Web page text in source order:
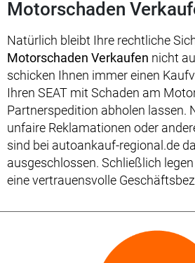
Motorschaden
Natürlich bleibt Ihre rechtliche
Motorschaden Verkaufen nicht
schicken Ihnen immer einen
Ihren SEAT mit Schaden am
Partnerspedition abholen lassen.
unfaire Reklamationen oder
sind bei autoankauf-regional.de
ausgeschlossen. Schließlich
eine vertrauensvolle